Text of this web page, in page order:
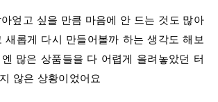
엎고 싶을 만큼 마음에 안 드는 것도 많아
새롭게 다시 만들어볼까 하는 생각도 해보
많은 상품들을 다 어렵게 올려놓았던 터
않은 상황이었어요​